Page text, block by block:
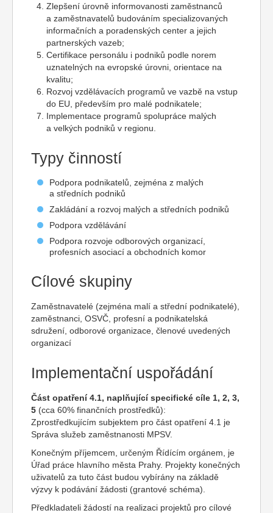
Zlepšení úrovně informovanosti zaměstnanců
a zaměstnavatelů budováním specializovaných
informačních a poradenských center a jejich
partnerských vazeb;
Certifikace personálu i podniků podle norem
uznatelných na evropské úrovni, orientace na
kvalitu;
Rozvoj vzdělávacích programů ve vazbě na vstup
do EU, především pro malé podnikatele;
Implementace programů spolupráce malých
a velkých podniků v regionu.
Typy činností
Podpora podnikatelů, zejména z malých
a středních podniků
Zakládání a rozvoj malých a středních podniků
Podpora vzdělávání
Podpora rozvoje odborových organizací,
profesních asociací a obchodních komor
Cílové skupiny
Zaměstnavatelé (zejména malí a střední podnikatelé),
zaměstnanci, OSVČ, profesní a podnikatelská
sdružení, odborové organizace, členové uvedených
organizací
Implementační uspořádání
Část opatření 4.1, naplňující specifické cíle 1, 2, 3,
5 (cca 60% finančních prostředků):
Zprostředkujícím subjektem pro část opatření 4.1 je
Správa služeb zaměstnanosti MPSV.
Konečným příjemcem, určeným Řídícím orgánem, je
Úřad práce hlavního města Prahy. Projekty konečných
uživatelů za tuto část budou vybírány na základě
výzvy k podávání žádosti (grantové schéma).
Předkladateli žádostí na realizaci projektů pro cílové